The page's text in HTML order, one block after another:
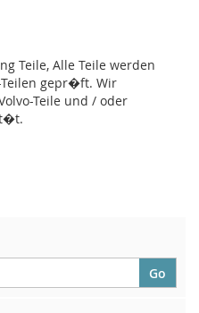
Teile, Alle Teile werden
Teilen gepr�ft. Wir
Teile und / oder